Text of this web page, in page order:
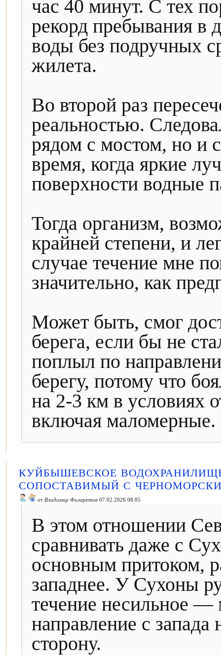
час 40 минут. С тех
рекорд пребывания в
воды без подручных
жилета.
Во второй раз
реальностью.
рядом с мостом, но и
время, когда яркие
поверхности водные
Тогда организм,
крайней степени, и
случае течение мне
значительно, как
Может быть, смог
берега, если бы не
поплыл по
берегу, потому что
на 2-3 км в условиях
включая маломерные.
КУЙБЫШЕВСКОЕ
СОПОСТАВИМЫЙ С
от Владимир Филаретов 07.02.2026 08:05
В этом отношении
сравнивать даже с
основным притоком,
западнее. У Сухоны
течение несильное —
направление с
сторону.